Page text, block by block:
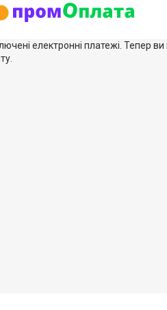
електронні платежі. Тепер